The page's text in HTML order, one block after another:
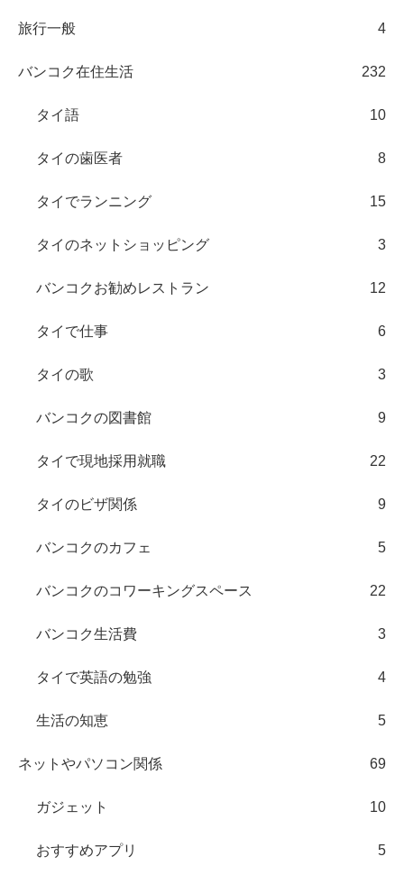
旅行一般 4
バンコク在住生活 232
タイ語 10
タイの歯医者 8
タイでランニング 15
タイのネットショッピング 3
バンコクお勧めレストラン 12
タイで仕事 6
タイの歌 3
バンコクの図書館 9
タイで現地採用就職 22
タイのビザ関係 9
バンコクのカフェ 5
バンコクのコワーキングスペース 22
バンコク生活費 3
タイで英語の勉強 4
生活の知恵 5
ネットやパソコン関係 69
ガジェット 10
おすすめアプリ 5